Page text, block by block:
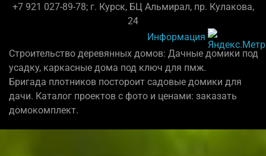
+7 921 027-89-78; г. Курск, БЦ Альмирал, пр. Кулакова,
24
Информация
Строительство деревянных домов: Дачные домики под
усадку, каркасные дома под ключ для пмж.
Бригада плотников постороит садовые домики для
дачи. Каталог проектов с фото и ценами: заказать
домокомплект.